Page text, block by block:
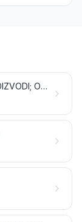
ANORGANSKI KEMIJSKI PROIZVODI; ORGANSKI ILI ANORGANSKI SPOJEVI PLEMENITIH KOVINA, KOVINA RIJETKIH ZEMALJA, RADIOAKTIVNIH ELEMENATA ILI IZOTOPA